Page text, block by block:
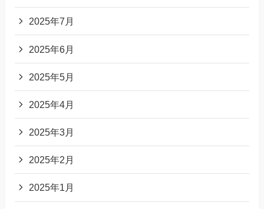
2025年7月
2025年6月
2025年5月
2025年4月
2025年3月
2025年2月
2025年1月